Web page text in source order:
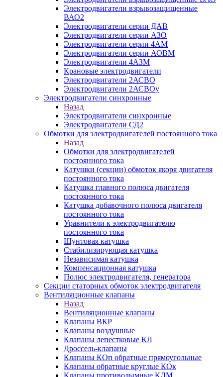
Электродвигатели взрывозащищенные
ВАО2
Электродвигатели серии ДАВ
Электродвигатели серии АЗО
Электродвигатели серии 4АМ
Электродвигатели серии АОВМ
Электродвигатели 4АЗМ
Крановые электродвигатели
Электродвигатели 2АСВО
Электродвигатели 2АСВОу
Электродвигатели синхронные
Назад
Электродвигатели синхронные
Электродвигатели СД2
Обмотки для электродвигателей постоянного тока
Назад
Обмотки для электродвигателей
постоянного тока
Катушки (секции) обмоток якоря двигателя
постоянного тока
Катушка главного полюса двигателя
постоянного тока
Катушка добавочного полюса двигателя
постоянного тока
Уравнители к электродвигателю
постоянного тока
Шунтовая катушка
Стабилизирующая катушка
Независимая катушка
Компенсационная катушка
Полюс электродвигателя, генератора
Секции статорных обмоток электродвигателя
Вентиляционные клапаны
Назад
Вентиляционные клапаны
Клапаны ВКР
Клапаны воздушные
Клапаны лепестковые КЛ
Дроссель-клапаны
Клапаны КОп обратные прямоугольные
Клапаны обратные круглые КОк
Клапаны противодымные КДМ